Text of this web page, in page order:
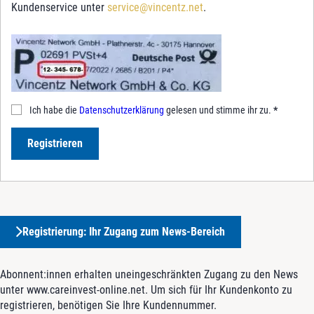
Kundenservice unter service@vincentz.net.
Ich habe die Datenschutzerklärung gelesen und stimme ihr zu. *
Registrieren
Registrierung: Ihr Zugang zum News-Bereich
Abonnent:innen erhalten uneingeschränkten Zugang zu den News
unter www.careinvest-online.net. Um sich für Ihr Kundenkonto zu
registrieren, benötigen Sie Ihre Kundennummer.